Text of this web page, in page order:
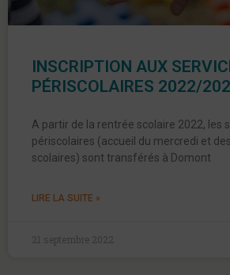
INSCRIPTION AUX
PÉRISCOLAIRES 2022/
A partir de la rentrée scolaire 2022, les
périscolaires (accueil du mercredi et
scolaires) sont transférés à Domont
LIRE LA SUITE »
21 septembre 2022